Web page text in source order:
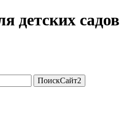
детских садов
ПоискСайт2